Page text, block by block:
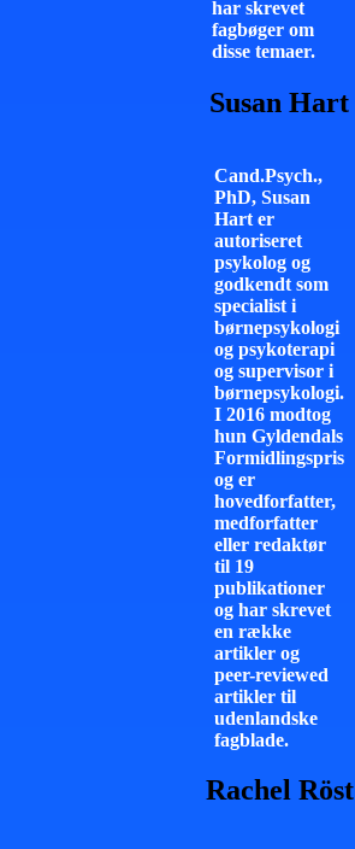
har skrevet
fagbøger om
disse temaer.
Susan Hart
Cand.Psych.,
PhD, Susan
Hart er
autoriseret
psykolog og
godkendt som
specialist i
børnepsykologi
og psykoterapi
og supervisor i
børnepsykologi.
I 2016 modtog
hun Gyldendals
Formidlingspris
og er
hovedforfatter,
medforfatter
eller redaktør
til 19
publikationer
og har skrevet
en række
artikler og
peer-reviewed
artikler til
udenlandske
fagblade.
Rachel Röst